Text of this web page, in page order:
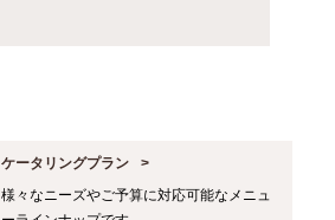
ケータリングプラン
様々なニーズやご予算に対応可能なメニュ